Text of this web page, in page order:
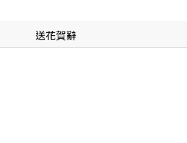
送花賀辭